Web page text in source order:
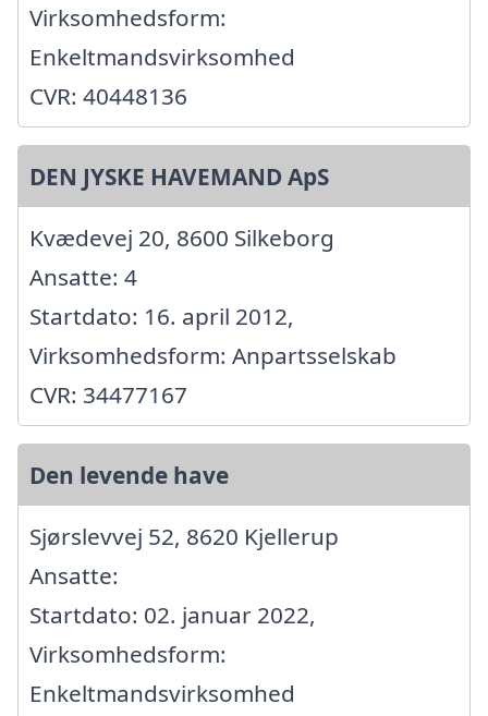
Virksomhedsform:
Enkeltmandsvirksomhed
CVR: 40448136
DEN JYSKE HAVEMAND ApS
Kvædevej 20, 8600 Silkeborg
Ansatte: 4
Startdato: 16. april 2012,
Virksomhedsform: Anpartsselskab
CVR: 34477167
Den levende have
Sjørslevvej 52, 8620 Kjellerup
Ansatte:
Startdato: 02. januar 2022,
Virksomhedsform:
Enkeltmandsvirksomhed